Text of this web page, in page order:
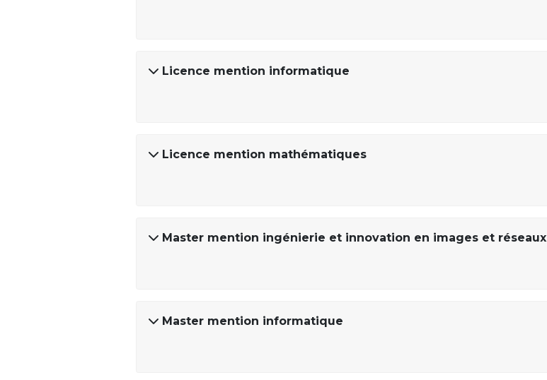
Licence mention informatique
Licence mention mathématiques
Master mention ingénierie et innovation en images et réseaux
Master mention informatique